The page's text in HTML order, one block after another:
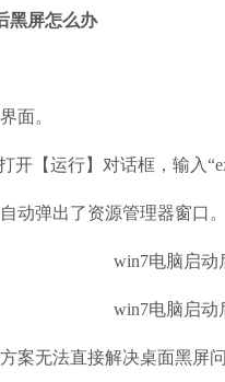
黑屏怎么办
面。
【运行】对话框，输入
弹出了资源管理器窗口。
无法直接解决桌面黑屏问